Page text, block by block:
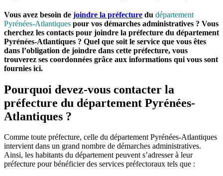
Vous avez besoin de joindre la préfecture du département
Pyrénées-Atlantiques pour vos démarches administratives ? Vous
cherchez les contacts pour joindre la préfecture du département
Pyrénées-Atlantiques ? Quel que soit le service que vous êtes
dans l’obligation de joindre dans cette préfecture, vous
trouverez ses coordonnées grâce aux informations qui vous sont
fournies ici.
Pourquoi devez-vous contacter la
préfecture du département Pyrénées-
Atlantiques ?
Comme toute préfecture, celle du département Pyrénées-Atlantiques
intervient dans un grand nombre de démarches administratives.
Ainsi, les habitants du département peuvent s’adresser à leur
préfecture pour bénéficier des services préfectoraux tels que :